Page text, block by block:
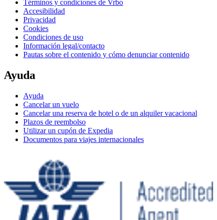
Términos y condiciones de Vrbo
Accesibilidad
Privacidad
Cookies
Condiciones de uso
Información legal/contacto
Pautas sobre el contenido y cómo denunciar contenido
Ayuda
Ayuda
Cancelar un vuelo
Cancelar una reserva de hotel o de un alquiler vacacional
Plazos de reembolso
Utilizar un cupón de Expedia
Documentos para viajes internacionales